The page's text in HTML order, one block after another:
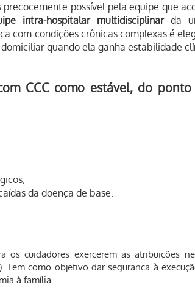
possível pela equipe que
intra-hospitalar multidisciplinarda
com condições crônicas complexas é
quando ela ganha estabilidade
CCC como estável, do ponto
da doença de base.
cuidadores exercerem as atribuições
Tem como objetivo dar segurança à
à família.